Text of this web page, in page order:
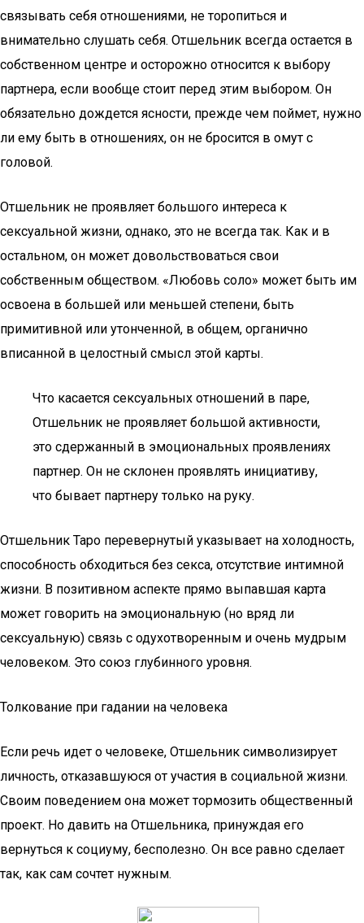
связывать себя отношениями, не торопиться и
внимательно слушать себя. Отшельник всегда остается в
собственном центре и осторожно относится к выбору
партнера, если вообще стоит перед этим выбором. Он
обязательно дождется ясности, прежде чем поймет, нужно
ли ему быть в отношениях, он не бросится в омут с
головой.
Отшельник не проявляет большого интереса к
сексуальной жизни, однако, это не всегда так. Как и в
остальном, он может довольствоваться свои
собственным обществом. «Любовь соло» может быть им
освоена в большей или меньшей степени, быть
примитивной или утонченной, в общем, органично
вписанной в целостный смысл этой карты.
Что касается сексуальных отношений в паре,
Отшельник не проявляет большой активности,
это сдержанный в эмоциональных проявлениях
партнер. Он не склонен проявлять инициативу,
что бывает партнеру только на руку.
Отшельник Таро перевернутый указывает на холодность,
способность обходиться без секса, отсутствие интимной
жизни. В позитивном аспекте прямо выпавшая карта
может говорить на эмоциональную (но вряд ли
сексуальную) связь с одухотворенным и очень мудрым
человеком. Это союз глубинного уровня.
Толкование при гадании на человека
Если речь идет о человеке, Отшельник символизирует
личность, отказавшуюся от участия в социальной жизни.
Своим поведением она может тормозить общественный
проект. Но давить на Отшельника, принуждая его
вернуться к социуму, бесполезно. Он все равно сделает
так, как сам сочтет нужным.